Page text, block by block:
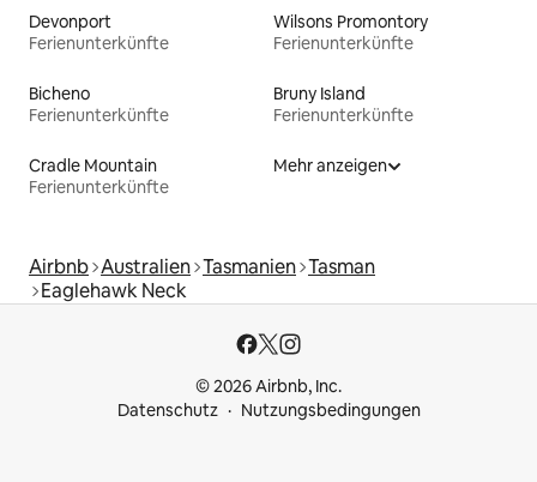
Devonport
Ferienunterkünfte
Wilsons Promontory
Ferienunterkünfte
Bicheno
Ferienunterkünfte
Bruny Island
Ferienunterkünfte
Cradle Mountain
Ferienunterkünfte
Mehr anzeigen
Airbnb Australien Tasmanien Tasman
Eaglehawk Neck
© 2026 Airbnb, Inc.
Datenschutz
Nutzungsbedingungen